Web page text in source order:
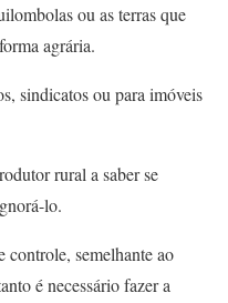
ou as terras que
agrária.
sindicatos ou para imóveis
rural a saber se
lo.
semelhante ao
é necessário fazer a